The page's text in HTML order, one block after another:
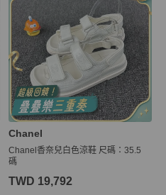
Chanel
Chanel香奈兒白色涼鞋 尺碼：35.5
碼
TWD 19,792